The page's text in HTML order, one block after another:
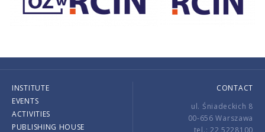
INSTITUTE
EVENTS
ACTIVITIES
PUBLISHING HOUSE
CONTACT
ul. Śniadeckich 8
00-656 Warszawa
tel.: 22 5228100